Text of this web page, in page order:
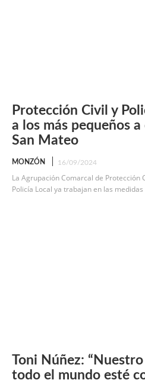
Protección Civil y
a los más pequeños
San Mateo
MONZÓN 16/09/2024
La Agrupación Comarcal de Protección
Policía Local ya trabajan en las
Toni Núñez:
todo el mundo esté